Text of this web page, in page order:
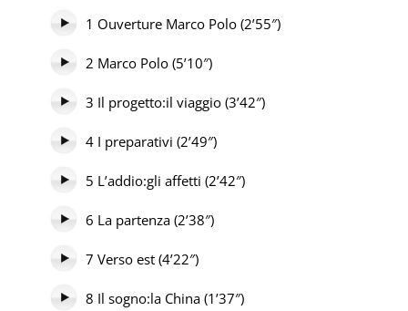
1 Ouverture Marco Polo (2’55″)
2 Marco Polo (5’10″)
3 Il progetto:il viaggio (3’42″)
4 I preparativi (2’49″)
5 L’addio:gli affetti (2’42″)
6 La partenza (2’38″)
7 Verso est (4’22″)
8 Il sogno:la China (1’37″)